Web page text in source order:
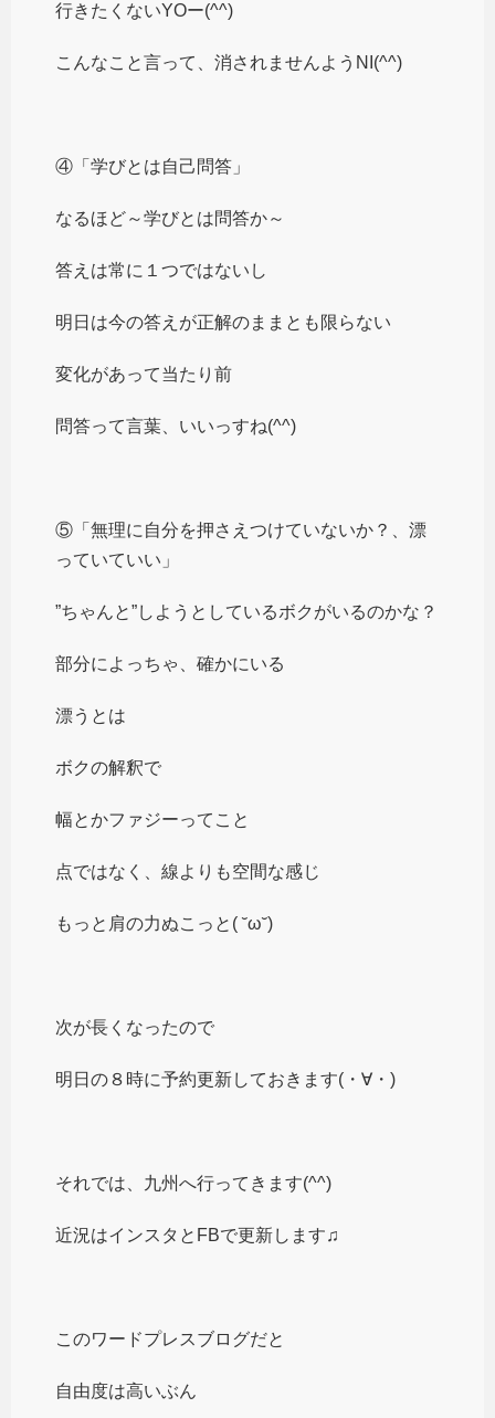
行きたくないYOー(^^)
こんなこと言って、消されませんようNI(^^)
④「学びとは自己問答」
なるほど～学びとは問答か～
答えは常に１つではないし
明日は今の答えが正解のままとも限らない
変化があって当たり前
問答って言葉、いいっすね(^^)
⑤「無理に自分を押さえつけていないか？、漂
っていていい」
”ちゃんと”しようとしているボクがいるのかな？
部分によっちゃ、確かにいる
漂うとは
ボクの解釈で
幅とかファジーってこと
点ではなく、線よりも空間な感じ
もっと肩の力ぬこっと( ˘ω˘)
次が長くなったので
明日の８時に予約更新しておきます(・∀・)
それでは、九州へ行ってきます(^^)
近況はインスタとFBで更新します♫
このワードプレスブログだと
自由度は高いぶん